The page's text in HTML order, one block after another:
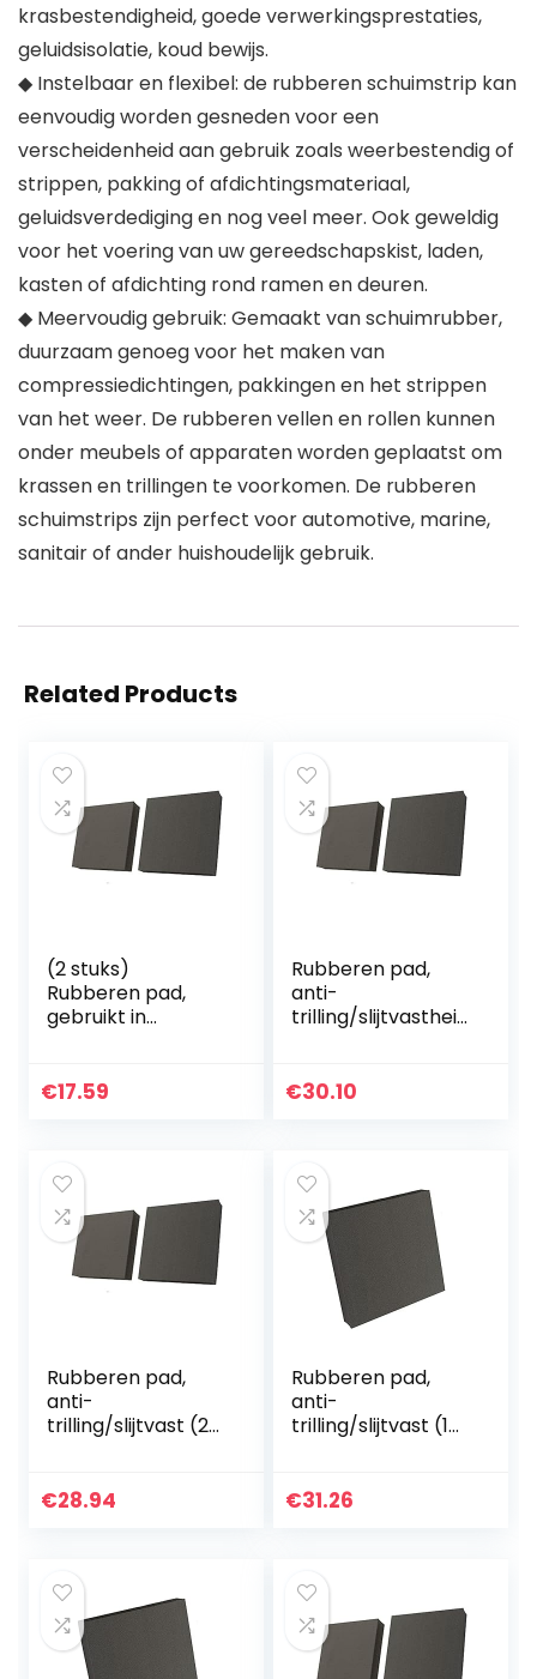
krasbestendigheid, goede verwerkingsprestaties,
geluidsisolatie, koud bewijs.
◆ Instelbaar en flexibel: de rubberen schuimstrip kan
eenvoudig worden gesneden voor een
verscheidenheid aan gebruik zoals weerbestendig of
strippen, pakking of afdichtingsmateriaal,
geluidsverdediging en nog veel meer. Ook geweldig
voor het voering van uw gereedschapskist, laden,
kasten of afdichting rond ramen en deuren.
◆ Meervoudig gebruik: Gemaakt van schuimrubber,
duurzaam genoeg voor het maken van
compressiedichtingen, pakkingen en het strippen
van het weer. De rubberen vellen en rollen kunnen
onder meubels of apparaten worden geplaatst om
krassen en trillingen te voorkomen. De rubberen
schuimstrips zijn perfect voor automotive, marine,
sanitair of ander huishoudelijk gebruik.
Related Products
(2 stuks)
Rubberen pad,
gebruikt in
50x50x30mm
€17.59
Rubberen pad,
anti-
trilling/slijtvastheid
machines
€30.10
Rubberen pad,
anti-
trilling/slijtvast (2
50x50x15mm
€28.94
Rubberen pad,
anti-
trilling/slijtvast (1
machines
€31.26